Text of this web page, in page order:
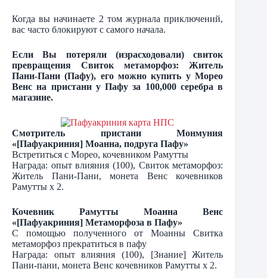
Когда вы начинаете 2 том журнала приключений,
вас часто блокируют с самого начала.
Если Вы потеряли (израсходовали) свиток
превращения Свиток метаморфоз: Житель
Пани-Пани (Пафу), его можно купить у Морео
Венс на пристани у Пафу за 100,000 серебра в
магазине.
Смотритель пристани Монмуния
«[Пафуакриния] Моанна, подруга Пафу»
Встретиться с Морео, кочевником Рамутты
Награда: опыт влияния (100), Свиток метаморфоз:
Житель Пани-Пани, монета Венс кочевников
Рамутты х 2.
Кочевник Рамутты Моанна Венс
«[Пафуакриния] Метаморфоза в Пафу»
С помощью полученного от Моанны Свитка
метаморфоз прекратиться в пафу
Награда: опыт влияния (100), [Знание] Житель
Пани-пани, монета Венс кочевников Рамутты х 2.